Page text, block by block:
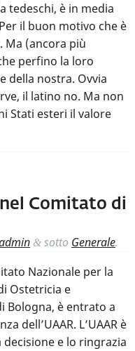
tedeschi, è in media
il buon motivo che è
Ma (ancora più
perfino la loro
della nostra. Ovvia
il latino no. Ma non
Stati esteri il valore
Comitato di
& sotto Generale.
Nazionale per la
Ostetricia e
Bologna, è entrato a
dell’UAAR. L’UAAR è
e lo ringrazia